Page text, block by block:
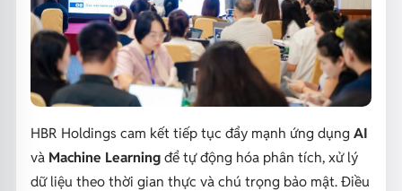
HBR Holdings cam kết tiếp tục đẩy mạnh ứng dụng AI
và Machine Learningđể tự động hóa phân tích, xử lý
dữ liệu theo thời gian thực và chú trọng bảo mật. Điều